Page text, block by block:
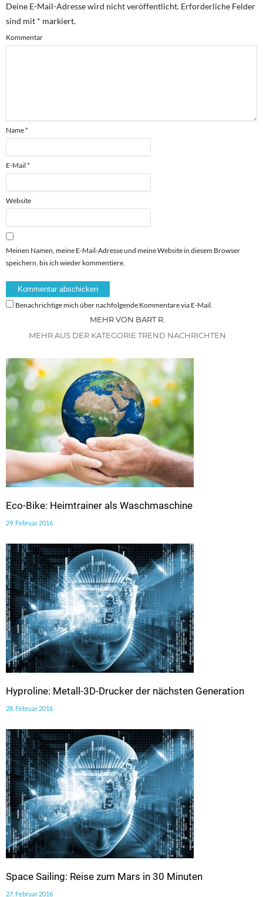
Deine E-Mail-Adresse wird nicht veröffentlicht. Erforderliche Felder
sind mit * markiert.
Kommentar
Name*
E-Mail *
Website
Meinen Namen, meine E-Mail-Adresse und meine Website in diesem Browser
speichern, bis ich wieder kommentiere.
Benachrichtige mich über nachfolgende Kommentare via E-Mail.
MEHR VON BART R.
MEHR AUS DER KATEGORIE TREND NACHRICHTEN
Eco-Bike: Heimtrainer als Waschmaschine
29. Februar 2016
Hyproline: Metall-3D-Drucker der nächsten Generation
28. Februar 2016
Space Sailing: Reise zum Mars in 30 Minuten
27. Februar 2016